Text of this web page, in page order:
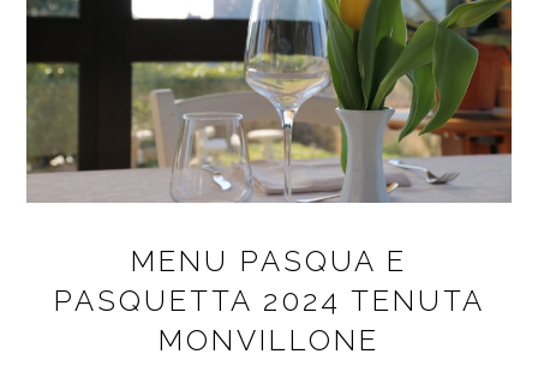
MENU PASQUA E
PASQUETTA 2024 TENUTA
MONVILLONE